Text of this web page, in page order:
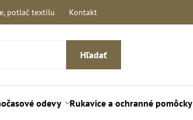
potlač textilu Kontakt
Hľadať
odevy Rukavice a ochranné pomôcky